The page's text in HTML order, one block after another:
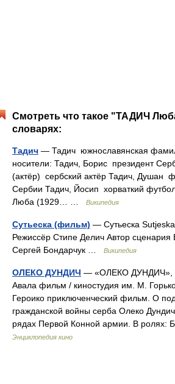
Смотреть что такое "ТАДИЧ
словарях:
Тадич — Тадич южнославянская
носители: Тадич, Борис президент
(актёр) сербский актёр Тадич, Душан
Сербии Тадич, Йосип хорваткий
Люба (1929… …
Википедия
Сутьеска (фильм) — Сутьеска
Режиссёр Стипе Делич Автор
Сергей Бондарчук …
Википедия
ОЛЕКО ДУНДИЧ — «ОЛЕКО ДУНДИЧ»,
Авала фильм / киностудия им. М.
Героико приключенческий фильм. О
гражданской войны серба Олеко
рядах Первой Конной армии. В
Энциклопедия кино